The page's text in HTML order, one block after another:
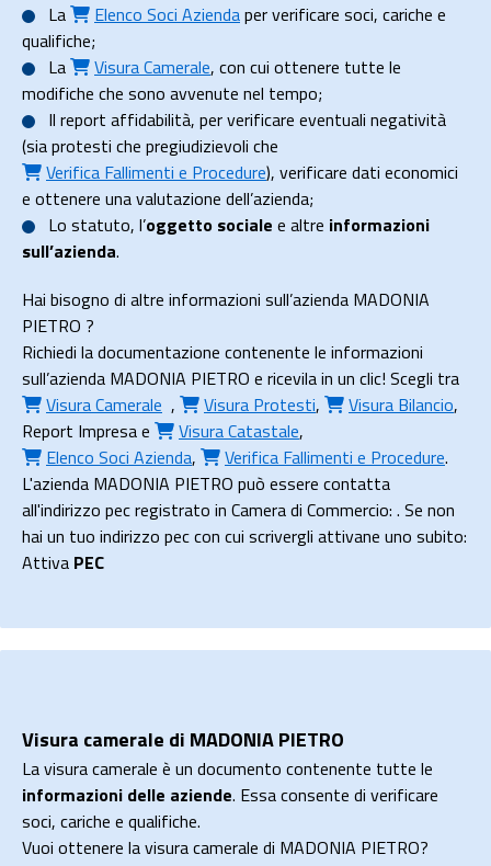
La
Elenco Soci Aziendaper verificare soci, cariche e
qualifiche;
La
Visura Camerale, con cui ottenere tutte le
modifiche che sono avvenute nel tempo;
Il report affidabilità, per verificare eventuali negatività
(sia protesti che pregiudizievoli che
Verifica Fallimenti e Procedure), verificare dati economici
e ottenere una valutazione dell’azienda;
Lo statuto, l’oggetto sociale e altre informazioni
sull’azienda.
Hai bisogno di altre informazioni sull’azienda MADONIA
PIETRO ?
Richiedi la documentazione contenente le informazioni
sull’azienda MADONIA PIETRO e ricevila in un clic! Scegli tra
Visura Camerale , Visura Protesti, Visura Bilancio,
Report Impresae Visura Catastale,
Elenco Soci Azienda, Verifica Fallimenti e Procedure.
L'azienda MADONIA PIETRO può essere contatta
all'indirizzo pec registrato in Camera di Commercio: . Se non
hai un tuo indirizzo pec con cui scrivergli attivane uno subito:
Attiva PEC
Visura camerale di MADONIA PIETRO
La visura camerale è un documento contenente tutte le
informazioni delle aziende. Essa consente di verificare
soci, cariche e qualifiche.
Vuoi ottenere la visura camerale di MADONIA PIETRO?